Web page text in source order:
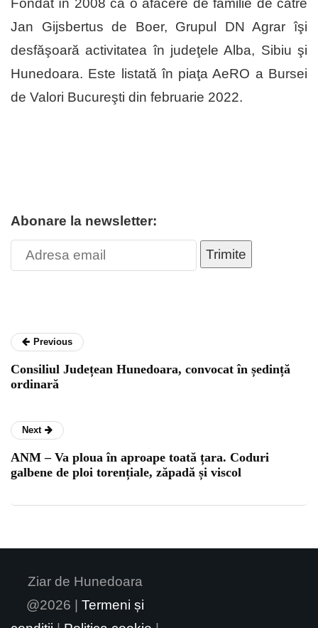
Fondat în 2008 ca o afacere de familie de către
Jan Gijsbertus de Boer, Grupul DN Agrar îşi
desfăşoară activitatea în judeţele Alba, Sibiu şi
Hunedoara. Este listată în piaţa AeRO a Bursei
de Valori Bucureşti din februarie 2022.
Abonare la newsletter:
Trimite
Previous
Consiliul Județean Hunedoara, convocat în ședință
ordinară
Next
ANM – Va ploua în aproape toată țara. Coduri
galbene de ploi torențiale, zăpadă și viscol
Ziar de Hunedoara
@2026 | Termeni și